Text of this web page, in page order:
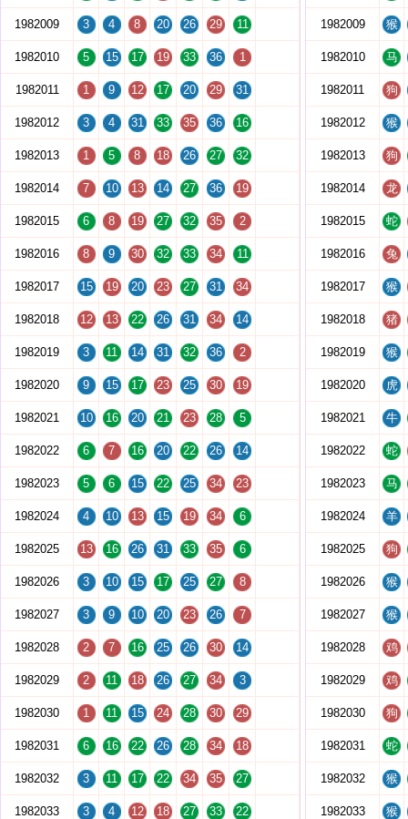
1982009 3 4 8 20 26 29 11
1982010 5 15 17 19 33 36 1
1982011 1 9 12 17 20 29 31
1982012 3 4 31 33 35 36 16
1982013 1 5 8 18 26 27 32
1982014 7 10 13 14 27 36 19
1982015 6 8 19 27 32 35 2
1982016 8 9 30 32 33 34 11
1982017 15 19 20 23 27 31 34
1982018 12 13 22 26 31 34 14
1982019 3 11 14 31 32 36 2
1982020 9 15 17 23 25 30 19
1982021 10 16 20 21 23 28 5
1982022 6 7 16 20 22 26 14
1982023 5 6 15 22 25 34 23
1982024 4 10 13 15 19 34 6
1982025 13 16 26 31 33 35 6
1982026 3 10 15 17 25 27 8
1982027 3 9 10 20 23 26 7
1982028 2 7 16 25 26 30 14
1982029 2 11 18 26 27 34 3
1982030 1 11 15 24 28 30 29
1982031 6 16 22 26 28 34 18
1982032 3 11 17 22 34 35 27
1982033 3 4 12 18 27 33 22
1982009 猴
1982010 马
1982011 狗
1982012 猴
1982013 狗
1982014 龙
1982015 蛇
1982016 兔
1982017 猴
1982018 猪
1982019 猴
1982020 虎
1982021 牛
1982022 蛇
1982023 马
1982024 羊
1982025 狗
1982026 猴
1982027 猴
1982028 鸡
1982029 鸡
1982030 狗
1982031 蛇
1982032 猴
1982033 猴